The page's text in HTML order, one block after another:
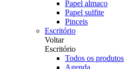
Papel almaço
Papel sulfite
Pinceis
Escritório
Voltar
Escritório
Todos os produtos
Agenda